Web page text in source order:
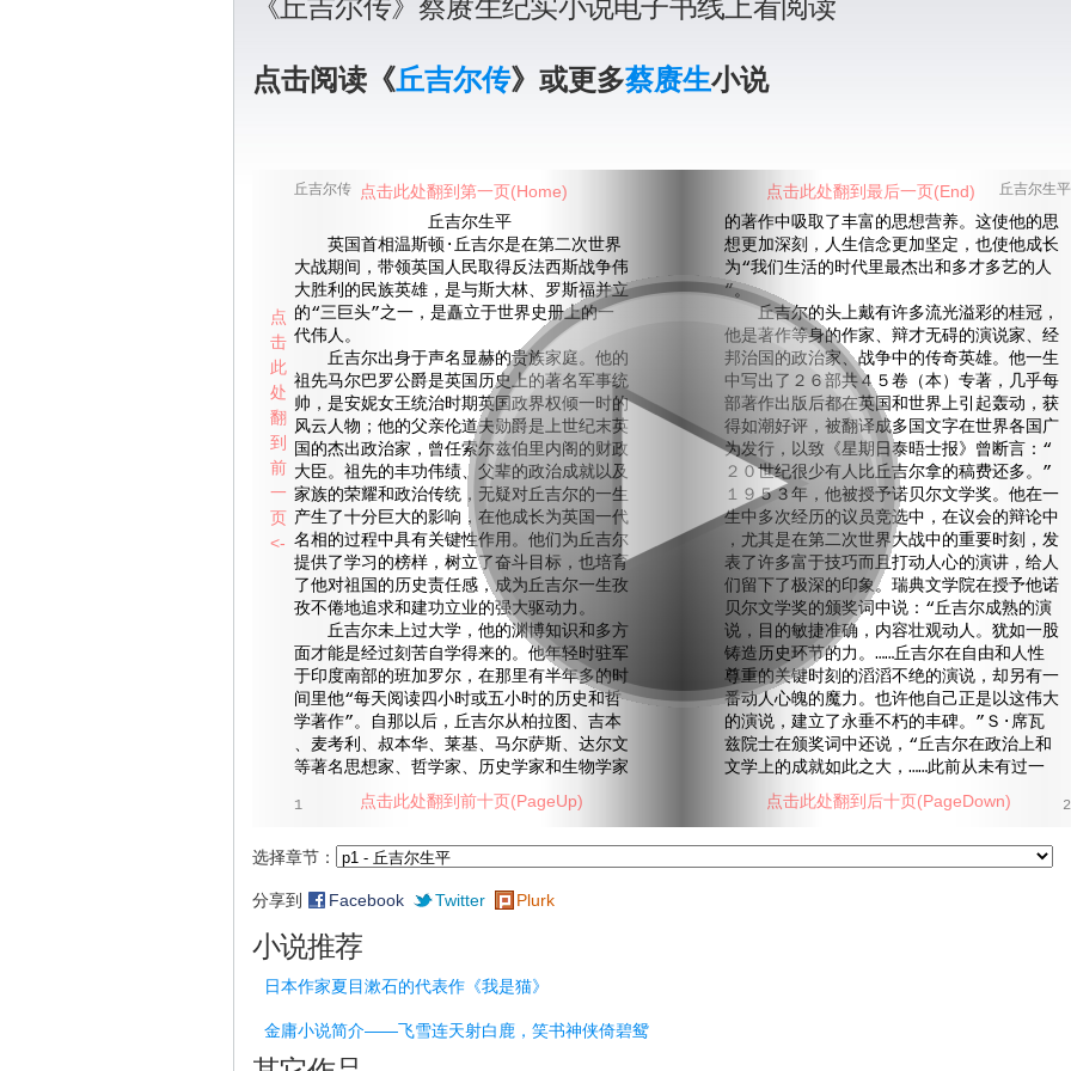
《丘吉尔传》蔡赓生纪实小说电子书线上看阅读
点击阅读《丘吉尔传》或更多蔡赓生小说
丘吉尔传 丘吉尔生平
丘吉尔生平
英国首相温斯顿·丘吉尔是在第二次世界
大战期间，带领英国人民取得反法西斯战争伟
大胜利的民族英雄，是与斯大林、罗斯福并立
的“三巨头”之一，是矗立于世界史册上的一
代伟人。
丘吉尔出身于声名显赫的贵族家庭。他的
祖先马尔巴罗公爵是英国历史上的著名军事统
帅，是安妮女王统治时期英国政界权倾一时的
风云人物；他的父亲伦道夫勋爵是上世纪末英
国的杰出政治家，曾任索尔兹伯里内阁的财政
大臣。祖先的丰功伟绩、父辈的政治成就以及
家族的荣耀和政治传统，无疑对丘吉尔的一生
产生了十分巨大的影响，在他成长为英国一代
名相的过程中具有关键性作用。他们为丘吉尔
提供了学习的榜样，树立了奋斗目标，也培育
了他对祖国的历史责任感，成为丘吉尔一生孜
孜不倦地追求和建功立业的强大驱动力。
丘吉尔未上过大学，他的渊博知识和多方
面才能是经过刻苦自学得来的。他年轻时驻军
于印度南部的班加罗尔，在那里有半年多的时
间里他“每天阅读四小时或五小时的历史和哲
学著作”。自那以后，丘吉尔从柏拉图、吉本
、麦考利、叔本华、莱基、马尔萨斯、达尔文
等著名思想家、哲学家、历史学家和生物学家
的著作中吸取了丰富的思想营养。这使他的思
想更加深刻，人生信念更加坚定，也使他成长
为“我们生活的时代里最杰出和多才多艺的人
”。
丘吉尔的头上戴有许多流光溢彩的桂冠，
他是著作等身的作家、辩才无碍的演说家、经
邦治国的政治家、战争中的传奇英雄。他一生
中写出了２６部共４５卷（本）专著，几乎每
部著作出版后都在英国和世界上引起轰动，获
得如潮好评，被翻译成多国文字在世界各国广
为发行，以致《星期日泰晤士报》曾断言：“
２０世纪很少有人比丘吉尔拿的稿费还多。”
１９５３年，他被授予诺贝尔文学奖。他在一
生中多次经历的议员竞选中，在议会的辩论中
，尤其是在第二次世界大战中的重要时刻，发
表了许多富于技巧而且打动人心的演讲，给人
们留下了极深的印象。瑞典文学院在授予他诺
贝尔文学奖的颁奖词中说：“丘吉尔成熟的演
说，目的敏捷准确，内容壮观动人。犹如一股
铸造历史环节的力。……丘吉尔在自由和人性
尊重的关键时刻的滔滔不绝的演说，却另有一
番动人心魄的魔力。也许他自己正是以这伟大
的演说，建立了永垂不朽的丰碑。”Ｓ·席瓦
兹院士在颁奖词中还说，“丘吉尔在政治上和
文学上的成就如此之大，……此前从未有过一
1 2
选择章节：
分享到 Facebook Twitter Plurk
点击此处翻到第一页(Home) 点击此处翻到最后一页(End)
点击此处翻到前十页(PageUp) 点击此处翻到后十页(PageDown)
点
击
此
处
翻
到
前
一
页
<-
小说推荐
日本作家夏目漱石的代表作《我是猫》
金庸小说简介——飞雪连天射白鹿，笑书神侠倚碧鸳